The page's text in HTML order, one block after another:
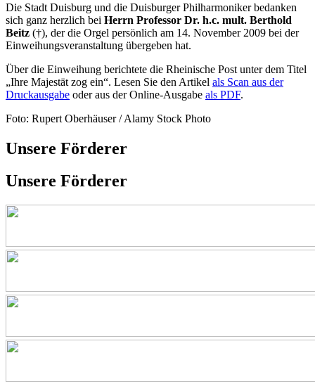
Die Stadt Duisburg und die Duisburger Philharmoniker bedanken
sich ganz herzlich bei Herrn Professor Dr. h.c. mult. Berthold
Beitz (†), der die Orgel persönlich am 14. November 2009 bei der
Einweihungsveranstaltung übergeben hat.
Über die Einweihung berichtete die Rheinische Post unter dem Titel
„Ihre Majestät zog ein“. Lesen Sie den Artikel als Scan aus der
Druckausgabe oder aus der Online-Ausgabe als PDF.
Foto: Rupert Oberhäuser / Alamy Stock Photo
Unsere Förderer
Unsere Förderer